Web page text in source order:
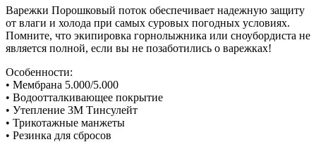
Варежки Порошковый поток обеспечивает надежную защиту
от влаги и холода при самых суровых погодных условиях.
Помните, что экипировка горнолыжника или сноубордиста не
является полной, если вы не позаботились о варежках!
Особенности:
• Мембрана 5.000/5.000
• Водоотталкивающее покрытие
• Утепление 3М Тинсулейт
• Трикотажные манжеты
• Резинка для сбросов